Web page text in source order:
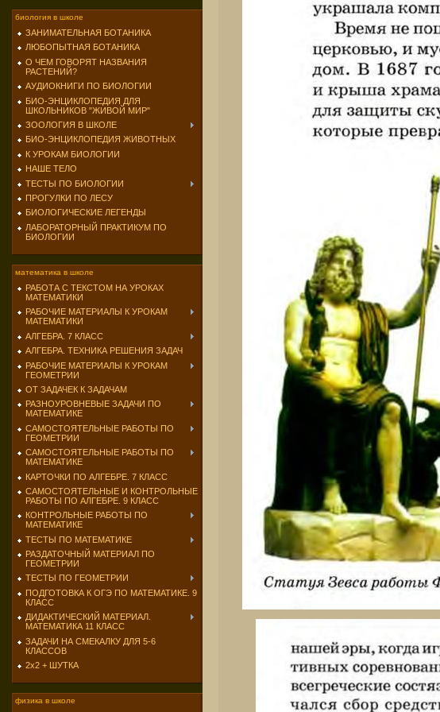
биология в школе
ЗАНИМАТЕЛЬНАЯ БОТАНИКА
ЛЮБОПЫТНАЯ БОТАНИКА
О ЧЕМ ГОВОРЯТ НАЗВАНИЯ
РАСТЕНИЙ?
АУДИОКНИГИ ПО БИОЛОГИИ
БИО-ЭНЦИКЛОПЕДИЯ ДЛЯ
ШКОЛЬНИКОВ "ЖИВОЙ МИР"
ЗООЛОГИЯ В ШКОЛЕ
БИО-ЭНЦИКЛОПЕДИЯ ЖИВОТНЫХ
К УРОКАМ БИОЛОГИИ
НАШЕ ТЕЛО
ТЕСТЫ ПО БИОЛОГИИ
ПРОГУЛКИ ПО ЛЕСУ
БИОЛОГИЧЕСКИЕ ЛЕГЕНДЫ
ЛАБОРАТОРНЫЙ ПРАКТИКУМ ПО
БИОЛОГИИ
математика в школе
РАБОТА С ТЕКСТОМ НА УРОКАХ
МАТЕМАТИКИ
РАБОЧИЕ МАТЕРИАЛЫ К УРОКАМ
МАТЕМАТИКИ
АЛГЕБРА. 7 КЛАСС
АЛГЕБРА. ТЕХНИКА РЕШЕНИЯ ЗАДАЧ
РАБОЧИЕ МАТЕРИАЛЫ К УРОКАМ
ГЕОМЕТРИИ
ОТ ЗАДАЧЕК К ЗАДАЧАМ
РАЗНОУРОВНЕВЫЕ ЗАДАЧИ ПО
МАТЕМАТИКЕ
САМОСТОЯТЕЛЬНЫЕ РАБОТЫ ПО
ГЕОМЕТРИИ
САМОСТОЯТЕЛЬНЫЕ РАБОТЫ ПО
МАТЕМАТИКЕ
КАРТОЧКИ ПО АЛГЕБРЕ. 7 КЛАСС
САМОСТОЯТЕЛЬНЫЕ И КОНТРОЛЬНЫЕ
РАБОТЫ ПО АЛГЕБРЕ. 9 КЛАСС
КОНТРОЛЬНЫЕ РАБОТЫ ПО
МАТЕМАТИКЕ
ТЕСТЫ ПО МАТЕМАТИКЕ
РАЗДАТОЧНЫЙ МАТЕРИАЛ ПО
ГЕОМЕТРИИ
ТЕСТЫ ПО ГЕОМЕТРИИ
ПОДГОТОВКА К ОГЭ ПО МАТЕМАТИКЕ. 9
КЛАСС
ДИДАКТИЧЕСКИЙ МАТЕРИАЛ.
МАТЕМАТИКА 11 КЛАСС
ЗАДАЧИ НА СМЕКАЛКУ ДЛЯ 5-6
КЛАССОВ
2х2 + ШУТКА
физика в школе